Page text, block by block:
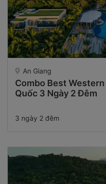
An Giang
Combo Best
Quốc 3 Ngày 2 Đêm
3 ngày 2 đêm